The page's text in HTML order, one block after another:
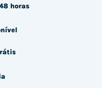
horas